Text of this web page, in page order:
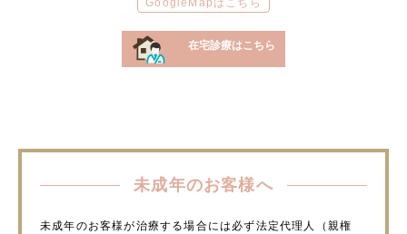
GoogleMapはこちら
在宅診療はこちら
未成年のお客様へ
未成年のお客様が治療する場合には必ず法定代理人（親権